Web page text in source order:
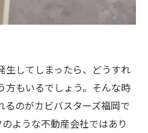
生してしまったら、どうすれ
方もいるでしょう。そんな時
るのがカビバスターズ福岡で
ような不動産会社ではあり